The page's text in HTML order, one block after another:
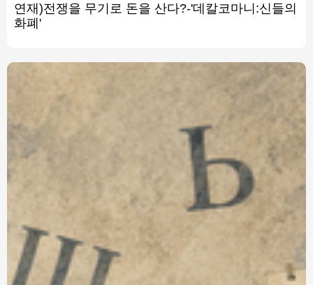
연재)전쟁을 무기로 돈을 산다?-'데칼코마니:신들의
화폐'